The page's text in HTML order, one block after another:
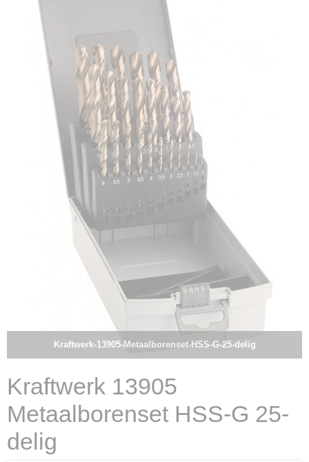
Kraftwerk-13905-Metaalborenset-HSS-G-25-delig
Kraftwerk 13905
Metaalborenset HSS-G 25-
delig